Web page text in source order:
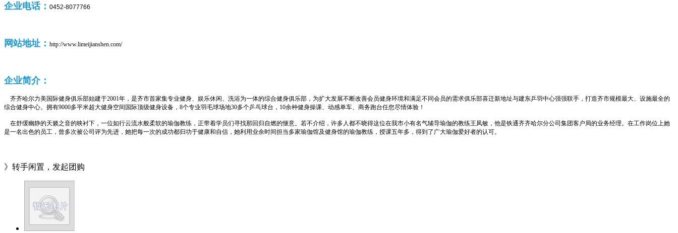
企业电话： 0452-8077766
网站地址： http://www.limeijianshen.com/
企业简介：
齐齐哈尔力美国际健身俱乐部始建于2001年，是齐市首家集专业健身、娱乐休闲、洗浴为一体的综合健身俱乐部，为扩大发展不断改善会员健身环境和满足不同会员的需求俱乐部喜迁新地址与建东乒羽中心强强联手，打造齐市规模最大、设施最全的
综合健身中心。拥有9000多平米超大健身空间国际顶级健身设备，8个专业羽毛球场地30多个乒乓球台，10余种健身操课、动感单车、商务跑台任您尽情体验！
在舒缓幽静的天籁之音的映衬下，一位如行云流水般柔软的瑜伽教练，正带着学员们寻找那回归自燃的惬意。若不介绍，许多人都不晓得这位在我市小有名气辅导瑜伽的教练王凤敏，他是铁通齐齐哈尔分公司集团客户局的业务经理。在工作岗位上她
是一名出色的员工，曾多次被公司评为先进 ，她把每一次的成功都归功于健康和自信，她利用业余时间担当多家瑜伽馆及健身馆的瑜伽教练，授课五年多，得到了广大瑜伽爱好者的认可。
》转手闲置，发起团购